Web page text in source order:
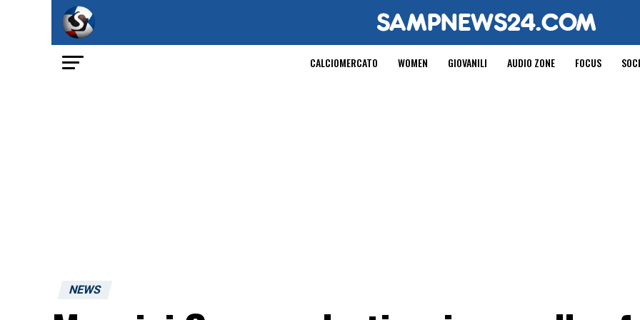
CALCIOMERCATO WOMEN GIOVANILI AUDIO ZONE FOCUS
NEWS